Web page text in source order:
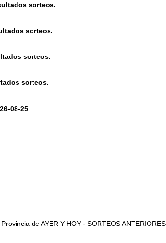
sorteos.
sorteos.
sorteos.
sorteos.
08-25
de AYER Y HOY - SORTEOS ANTERIORES